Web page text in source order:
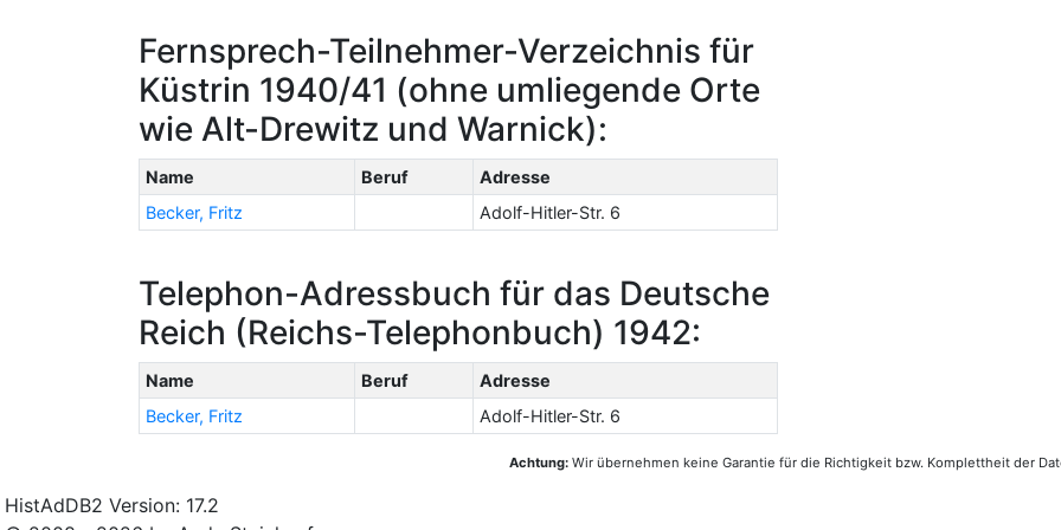
Fernsprech-Teilnehmer-Verzeichnis für
Küstrin 1940/41 (ohne umliegende Orte
wie Alt-Drewitz und Warnick):
Name Beruf
Adresse
Becker, Fritz
Adolf-Hitler-Str. 6
Telephon-Adressbuch für das Deutsche
Reich (Reichs-Telephonbuch) 1942:
Name Beruf
Adresse
Becker, Fritz
Adolf-Hitler-Str. 6
Achtung:Wir übernehmen keine Garantie für die Richtigkeit bzw. Komplettheit der
HistAdDB2 Version: 17.2